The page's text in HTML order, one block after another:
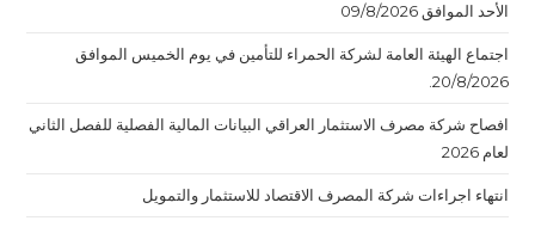
الأحد الموافق 09/8/2026
اجتماع الهيئة العامة لشركة الحمراء للتأمين في يوم الخميس الموافق
20/8/2026.
افصاح شركة مصرف الاستثمار العراقي البيانات المالية الفصلية للفصل الثاني
لعام 2026
انتهاء اجراءات شركة المصرف الاقتصاد للاستثمار والتمويل